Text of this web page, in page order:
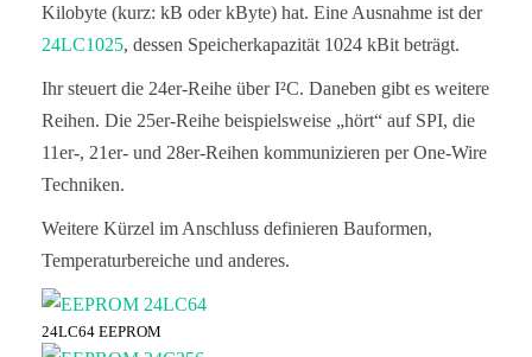
Kilobyte (kurz: kB oder kByte) hat. Eine Ausnahme ist der
24LC1025, dessen Speicherkapazität 1024 kBit beträgt.
Ihr steuert die 24er-Reihe über I²C. Daneben gibt es weitere
Reihen. Die 25er-Reihe beispielsweise „hört“ auf SPI, die
11er-, 21er- und 28er-Reihen kommunizieren per One-Wire
Techniken.
Weitere Kürzel im Anschluss definieren Bauformen,
Temperaturbereiche und anderes.
24LC64 EEPROM